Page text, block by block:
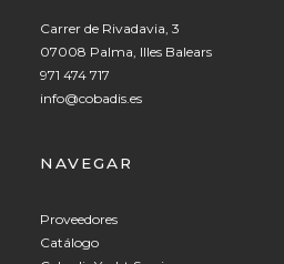
Carrer de Rivadavia, 3
07008 Palma, Illes Balears
971 474 717
info@cobadis.es
NAVEGAR
Proveedores
Catálogo